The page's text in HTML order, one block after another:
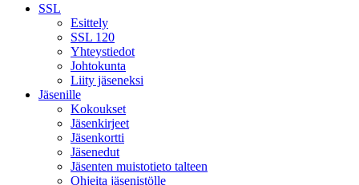
SSL
Esittely
SSL 120
Yhteystiedot
Johtokunta
Liity jäseneksi
Jäsenille
Kokoukset
Jäsenkirjeet
Jäsenkortti
Jäsenedut
Jäsenten muistotieto talteen
Ohjeita jäsenistölle